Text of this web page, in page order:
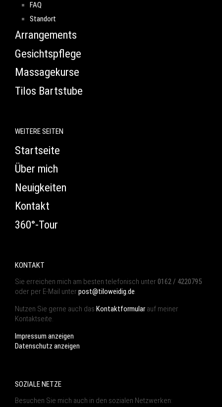
FAQ
Standort
Arrangements
Gesichtspflege
Massagekurse
Tilos Bartstube
WEITERE SEITEN
Startseite
Über mich
Neuigkeiten
Kontakt
360°-Tour
KONTAKT
Sie erreichen mich am besten telefonisch unter 0162 / 4220795
oder per E-Mail unter post@tiloweidig.de.
Nutzen Sie gerne auch das Kontaktformular auf meiner
Kontaktseite.
Impressum anzeigen
Datenschutz anzeigen
SOZIALE NETZE
Besuchen Sie mich auch in den sozialen Netzwerken: